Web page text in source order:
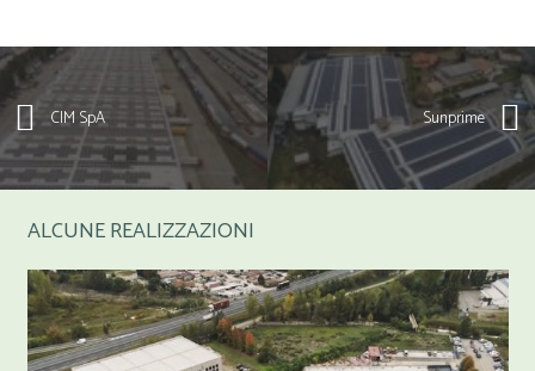
CIM SpA Sunprime
ALCUNE REALIZZAZIONI